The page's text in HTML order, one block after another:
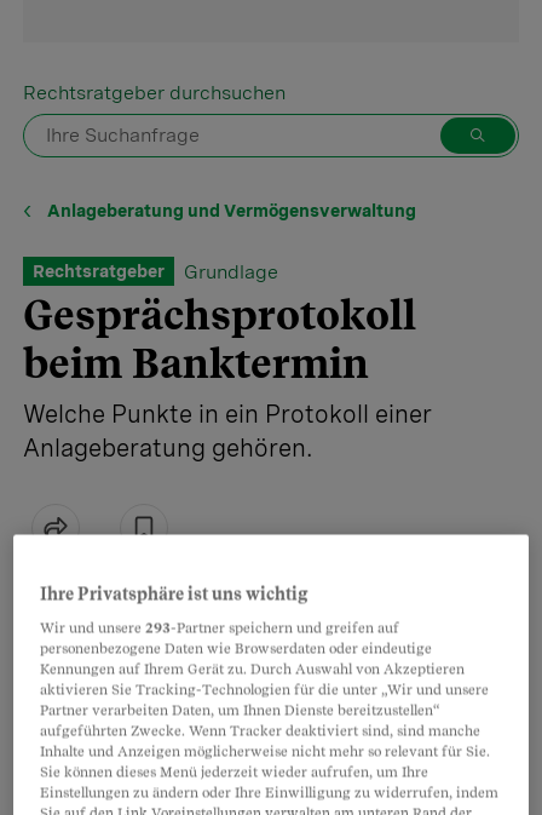
Rechtsratgeber durchsuchen
Anlageberatung und Vermögensverwaltung
Rechtsratgeber Grundlage
Gesprächsprotokoll
beim Banktermin
Welche Punkte in ein Protokoll einer
Anlageberatung gehören.
Artikel teilen
Viele Anleger, die während der Finanzkrise
massive Verluste erlitten haben, sind der
Ansicht, sie seien bezüglich der Anlagen
beratenworden. Bloss: Wie soll man das
beweisen, wenn dies nicht schriftlich
dokumentiert ist? So mancher wäre deshalb froh
Ihre Privatsphäre ist uns wichtig
Wir und unsere293-Partner speichern und greifen auf
personenbezogene Daten wie Browserdaten oder eindeutige
Kennungen auf Ihrem Gerät zu. Durch Auswahl von Akzeptieren
aktivieren Sie Tracking-Technologien für die unter „Wir und unsere
Partner verarbeiten Daten, um Ihnen Dienste bereitzustellen“
aufgeführten Zwecke. Wenn Tracker deaktiviert sind, sind manche
Inhalte und Anzeigen möglicherweise nicht mehr so relevant für Sie.
Sie können dieses Menü jederzeit wieder aufrufen, um Ihre
Einstellungen zu ändern oder Ihre Einwilligung zu widerrufen, indem